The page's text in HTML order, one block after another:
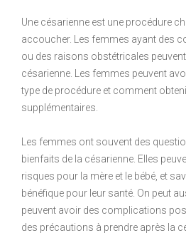
Une césarienne est une procédure
accoucher. Les femmes ayant des
ou des raisons obstétricales
césarienne. Les femmes peuvent
type de procédure et comment
supplémentaires.
Les femmes ont souvent des
bienfaits de la césarienne. Elles
risques pour la mère et le bébé, et
bénéfique pour leur santé. On peut
peuvent avoir des complications
des précautions à prendre après la